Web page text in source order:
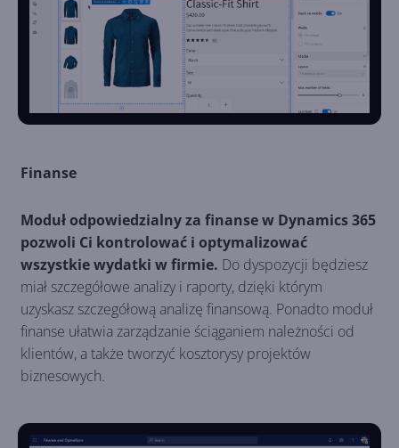
Finanse
Moduł odpowiedzialny za finanse w Dynamics 365
pozwoli Ci kontrolować i optymalizować
wszystkie wydatki w firmie. Do dyspozycji będziesz
miał szczegółowe analizy i raporty, dzięki którym
uzyskasz szczegółową analizę finansową. Ponadto moduł
finanse ułatwia zarządzanie ściąganiem należności od
klientów, a także tworzyć kosztorysy projektów
biznesowych.